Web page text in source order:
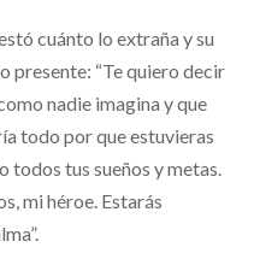
cuánto lo extraña y su
presente: “Te quiero decir
nadie imagina y que
todo por que estuvieras
todos tus sueños y metas.
mi héroe. Estarás